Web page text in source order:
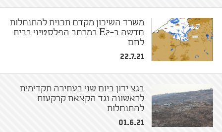
משרד השיכון מקדם תכנית להתנחלות
חדשה ב-E2 במרחב הפלסטיני בבית
לחם
22.7.21
בגצ ידון ביום שני בעתירה תקדימית
לראשונה נגד הקצאת קרקעות
להתנחלות
01.6.21